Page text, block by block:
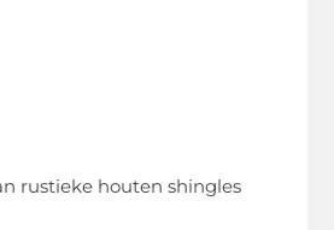
rustieke houten shingles